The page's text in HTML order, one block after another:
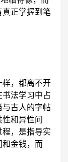
正掌握到笔
，都离不开
法学习中占
古人的字帖
和异性问
，是指导实
金钱，而